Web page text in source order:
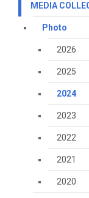
MEDIA
Photo
2026
2025
2024
2023
2022
2021
2020